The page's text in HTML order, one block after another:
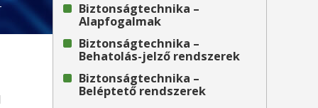
Biztonságtechnika –
Alapfogalmak
Biztonságtechnika –
Behatolás-jelző rendszerek
Biztonságtechnika –
Beléptető rendszerek